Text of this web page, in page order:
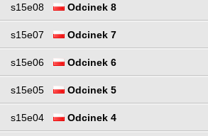
s15e08 Odcinek 8
s15e07 Odcinek 7
s15e06 Odcinek 6
s15e05 Odcinek 5
s15e04 Odcinek 4